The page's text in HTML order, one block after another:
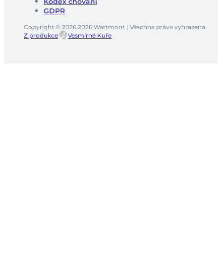
GDPR
Copyright © 2026 2026 Wattmont | Všechna práva vyhrazena.
Z produkce
Vesmírné Kuře